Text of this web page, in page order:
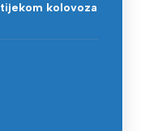
kolovoza